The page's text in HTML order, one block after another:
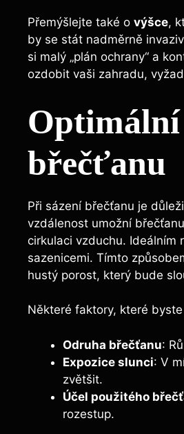
Přemýšlejte také o výšce,
by se stát nadměrně
si malý „plán ochrany“ a
ozdobit vaši zahradu,
Optimální
břečťanu
Při sázení břečťanu je
vzdálenost umožní
cirkulaci vzduchu. Ideálním
sazenicemi. Tímto
hustý porost, který bude
Některé faktory, které
Odruha břečťanu:
Expozice slunci: V
zvětšit.
Účel použitého
rozestup.